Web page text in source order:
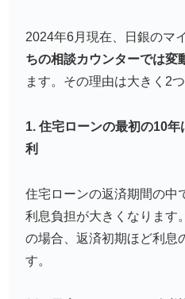
2024年6月現在、日銀のマ
ちの相談カウンターでは変
ます。その理由は大きく2つ
1. 住宅ローンの最初の10
利
住宅ローンの返済期間の中
利息負担が大きくなります
の場合、返済初期ほど利息
す。